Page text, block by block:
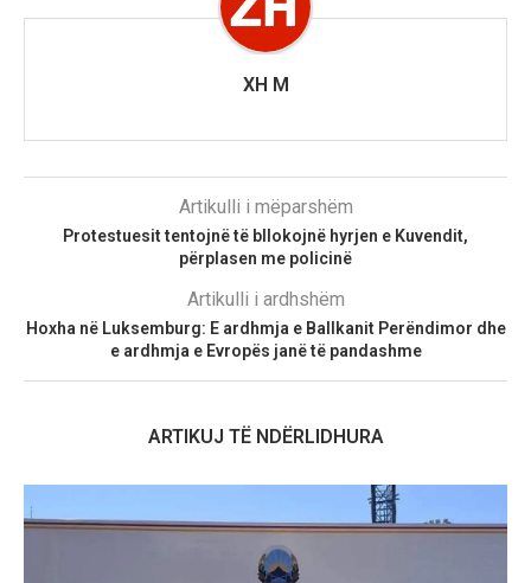
XH M
Artikulli i mëparshëm
Protestuesit tentojnë të bllokojnë hyrjen e Kuvendit,
përplasen me policinë
Artikulli i ardhshëm
Hoxha në Luksemburg: E ardhmja e Ballkanit Perëndimor dhe
e ardhmja e Evropës janë të pandashme
ARTIKUJ TË NDËRLIDHURA